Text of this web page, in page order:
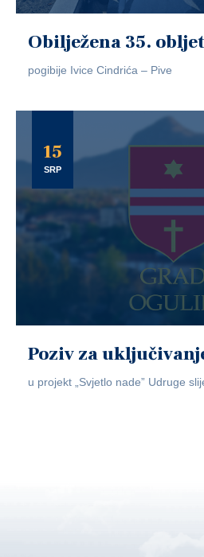
Obilježena 35.
pogibije Ivice Cindrića – Pive
15
SRP
Poziv za
u projekt „Svjetlo nade” Udruge